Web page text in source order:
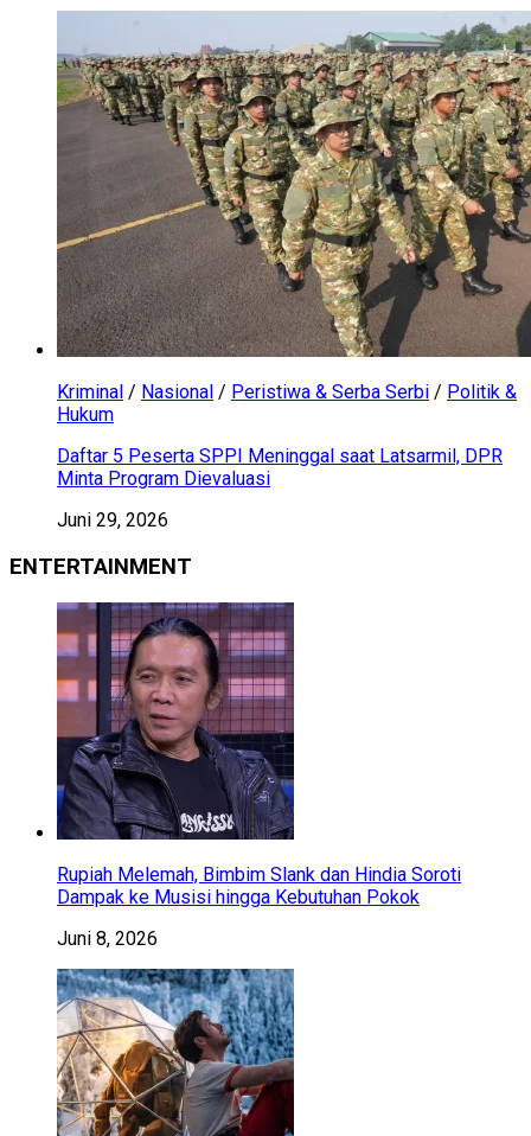
Kriminal / Nasional / Peristiwa & Serba Serbi / Politik &
Hukum
Daftar 5 Peserta SPPI Meninggal saat Latsarmil, DPR
Minta Program Dievaluasi
Juni 29, 2026
ENTERTAINMENT
Rupiah Melemah, Bimbim Slank dan Hindia Soroti
Dampak ke Musisi hingga Kebutuhan Pokok
Juni 8, 2026